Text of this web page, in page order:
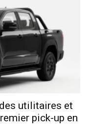
utilitaires et
pick-up en